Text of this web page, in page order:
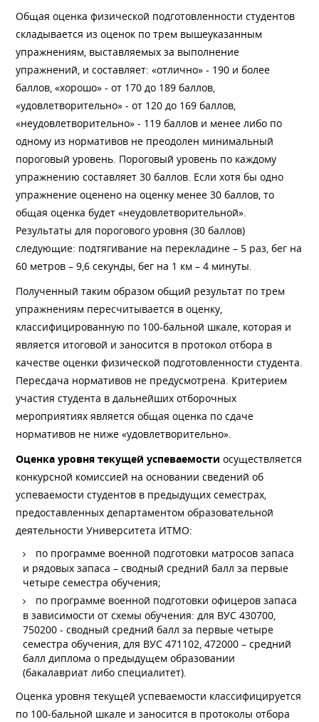
Общая оценка физической подготовленности студентов
складывается из оценок по трем вышеуказанным
упражнениям, выставляемых за выполнение
упражнений, и составляет: «отлично» - 190 и более
баллов, «хорошо» - от 170 до 189 баллов,
«удовлетворительно» - от 120 до 169 баллов,
«неудовлетворительно» - 119 баллов и менее либо по
одному из нормативов не преодолен минимальный
пороговый уровень. Пороговый уровень по каждому
упражнению составляет 30 баллов. Если хотя бы одно
упражнение оценено на оценку менее 30 баллов, то
общая оценка будет «неудовлетворительной».
Результаты для порогового уровня (30 баллов)
следующие: подтягивание на перекладине – 5 раз, бег на
60 метров – 9,6 секунды, бег на 1 км – 4 минуты.
Полученный таким образом общий результат по трем
упражнениям пересчитывается в оценку,
классифицированную по 100-бальной шкале, которая и
является итоговой и заносится в протокол отбора в
качестве оценки физической подготовленности студента.
Пересдача нормативов не предусмотрена. Критерием
участия студента в дальнейших отборочных
мероприятиях является общая оценка по сдаче
нормативов не ниже «удовлетворительно».
Оценка уровня текущей успеваемости осуществляется
конкурсной комиссией на основании сведений об
успеваемости студентов в предыдущих семестрах,
предоставленных департаментом образовательной
деятельности Университета ИТМО:
по программе военной подготовки матросов запаса
и рядовых запаса – сводный средний балл за первые
четыре семестра обучения;
по программе военной подготовки офицеров запаса
в зависимости от схемы обучения: для ВУС 430700,
750200 - сводный средний балл за первые четыре
семестра обучения, для ВУС 471102, 472000 – средний
балл диплома о предыдущем образовании
(бакалавриат либо специалитет).
Оценка уровня текущей успеваемости классифицируется
по 100-бальной шкале и заносится в протоколы отбора